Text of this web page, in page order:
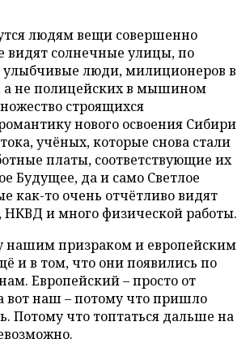
людям вещи совершенно
видят солнечные улицы, по
улыбчивые люди, милиционеров в
а не полицейских в мышином
строящихся
нового освоения Сибири
учёных, которые снова стали
платы, соответствующие их
Будущее, да и само Светлое
как-то очень отчётливо видят
и много физической работы.
нашим призраком и европейским
и в том, что они появились по
Европейский – просто от
вот наш – потому что пришло
Потому что топтаться дальше на